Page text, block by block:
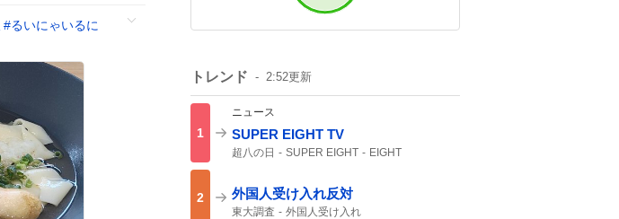
#るいにゃいるに
トレンド 2:52更新
1
ニュース
SUPER EIGHT TV
超八の日 SUPER EIGHT EIGHT
2 外国人受け入れ反対
東大調査 外国人受け入れ